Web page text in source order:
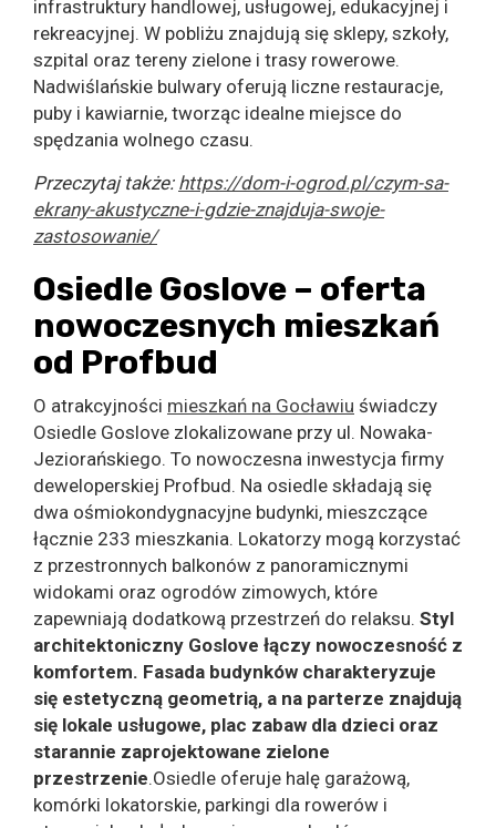
infrastruktury handlowej, usługowej, edukacyjnej i
rekreacyjnej. W pobliżu znajdują się sklepy, szkoły,
szpital oraz tereny zielone i trasy rowerowe.
Nadwiślańskie bulwary oferują liczne restauracje,
puby i kawiarnie, tworząc idealne miejsce do
spędzania wolnego czasu.
Przeczytaj także: https://dom-i-ogrod.pl/czym-sa-
ekrany-akustyczne-i-gdzie-znajduja-swoje-
zastosowanie/
OsiedleGoslove – oferta
nowoczesnych mieszkań
od Profbud
O atrakcyjności mieszkań na Gocławiu świadczy
Osiedle Goslove zlokalizowane przy ul. Nowaka-
Jeziorańskiego. To nowoczesna inwestycja firmy
deweloperskiej Profbud. Na osiedle składają się
dwa ośmiokondygnacyjne budynki, mieszczące
łącznie 233 mieszkania. Lokatorzy mogą korzystać
z przestronnych balkonów z panoramicznymi
widokami oraz ogrodów zimowych, które
zapewniają dodatkową przestrzeń do relaksu. Styl
architektoniczny Goslove łączy nowoczesność z
komfortem. Fasada budynków charakteryzuje
się estetyczną geometrią, a na parterze znajdują
się lokale usługowe, plac zabaw dla dzieci oraz
starannie zaprojektowane zielone
przestrzenie.Osiedle oferuje halę garażową,
komórki lokatorskie, parkingi dla rowerów i